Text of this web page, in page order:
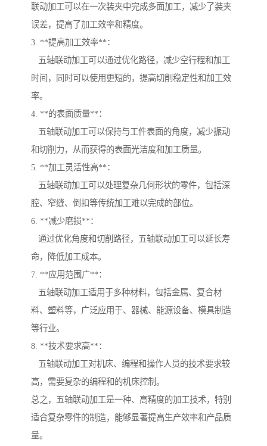
联动加工可以在一次装夹中完成多面加工，减少了装夹
误差，提高了加工效率和精度。
3. **提高加工效率**：
五轴联动加工可以通过优化路径，减少空行程和加工
时间，同时可以使用更短的，提高切削稳定性和加工效
率。
4. **的表面质量**：
五轴联动加工可以保持与工件表面的角度，减少振动
和切削力，从而获得的表面光洁度和加工质量。
5. **加工灵活性高**：
五轴联动加工可以处理复杂几何形状的零件，包括深
腔、窄缝、倒扣等传统加工难以完成的部位。
6. **减少磨损**：
通过优化角度和切削路径，五轴联动加工可以延长寿
命，降低加工成本。
7. **应用范围广**：
五轴联动加工适用于多种材料，包括金属、复合材
料、塑料等，广泛应用于、器械、能源设备、模具制造
等行业。
8. **技术要求高**：
五轴联动加工对机床、编程和操作人员的技术要求较
高，需要复杂的编程和的机床控制。
总之，五轴联动加工是一种、高精度的加工技术，特别
适合复杂零件的制造，能够显著提高生产效率和产品质
量。